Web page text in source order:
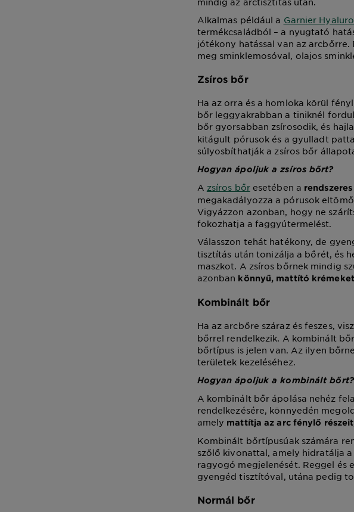
Alkalmas például a Garnier
termékcsaládból – a nyugtató
jótékony hatással van az
meg sminklemosóval, olajos
Zsíros bőr
Ha az orra és a homloka körül
bőr leggyakrabban a tiniknél
bőr gyorsabban zsírosodik, és
kitágult pórusok és a gyulladt
súlyosbíthatják a zsíros bőr
Hogyan ápoljuk a zsíros bőrt?
A zsíros bőresetében a
megakadályozza a pórusok
Vigyázzon azonban, hogy ne
fokozhatja a faggyútermelést.
Válasszon tehát hatékony, de
tisztítás után tonizálja a bőrét, és
maszkot. A zsíros bőrnek mindig
azonban könnyű, mattító krémeket
Kombinált bőr
Ha az arcbőre száraz és feszes,
bőrrel rendelkezik. A kombinált
bőrtípus is jelen van. Az ilyen
területek kezeléséhez.
Hogyan ápoljuk a kombinált bőrt?
A kombinált bőr ápolása nehéz
rendelkezésére, könnyedén
amely mattítja az arc fénylő részeit
Kombinált bőrtípusúak számára
szőlő kivonattal, amely hidratálja
ragyogó megjelenését. Reggel és
gyengéd tisztítóval, utána pedig
Normál bőr